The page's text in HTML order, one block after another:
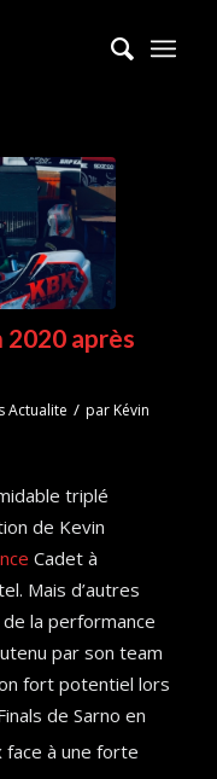
2020 après
Actualite / parKévin
triplé
de Kevin
Cadet à
Mais d’autres
la performance
par son team
fort potentiel lors
de Sarno en
face à une forte